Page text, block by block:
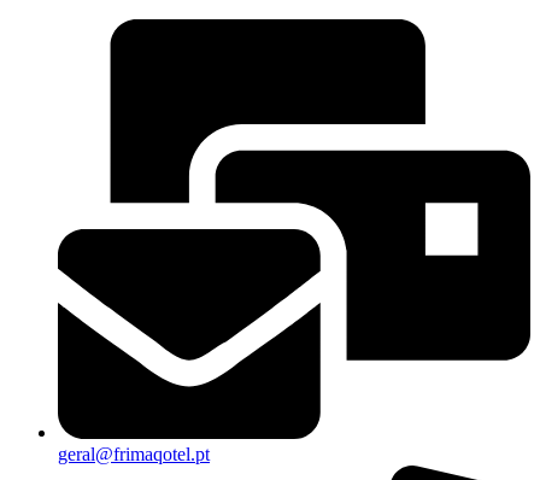
geral@frimaqotel.pt